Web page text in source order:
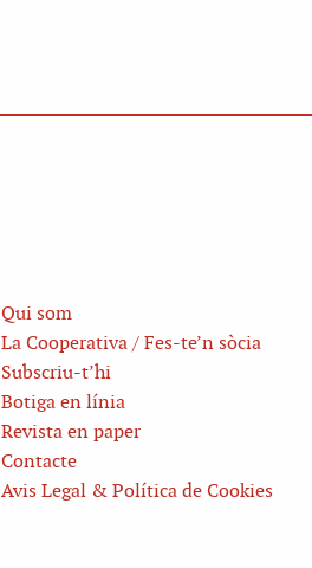
Qui som
La Cooperativa / Fes-te’n sòcia
Subscriu-t’hi
Botiga en línia
Revista en paper
Contacte
Avis Legal & Política de Cookies